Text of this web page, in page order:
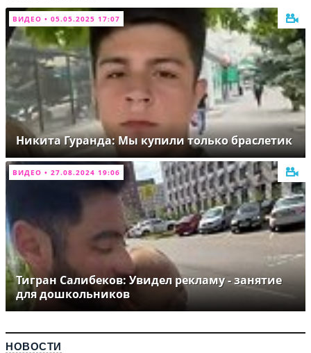
ВИДЕО • 05.05.2025 17:07
Никита Гуранда: Мы купили только браслетик
ВИДЕО • 27.08.2024 19:06
Тигран Салибеков: Увидел рекламу - занятие
для дошкольников
НОВОСТИ